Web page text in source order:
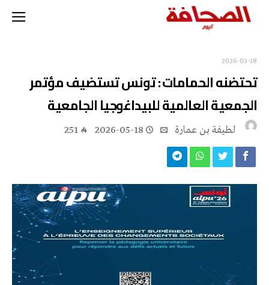
2026-05-18
تحتضنه الحمامات : تونس تستضيف مؤتمر
الجمعية العالمية للبيداغوجيا الجامعية
لطيفة بن عمارة 2026-05-18
251